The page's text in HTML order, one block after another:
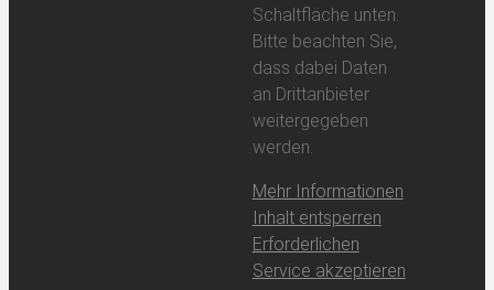
Schaltfläche unten.
Bitte beachten Sie,
dass dabei Daten
an Drittanbieter
weitergegeben
werden.
Mehr Informationen
Inhalt entsperren
Erforderlichen
Service akzeptieren